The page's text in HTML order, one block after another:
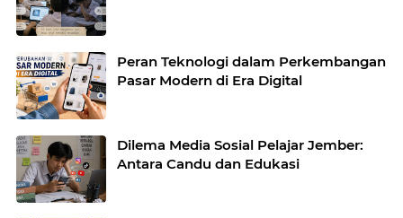
Peran Teknologi dalam Perkembangan
Pasar Modern di Era Digital
Dilema Media Sosial Pelajar Jember:
Antara Candu dan Edukasi